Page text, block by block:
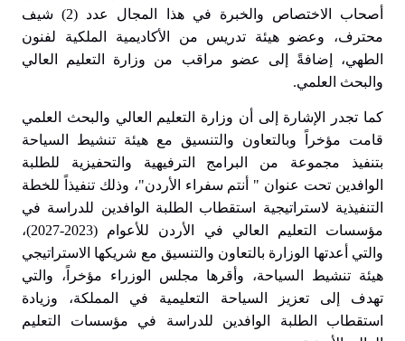
أصحاب الاختصاص والخبرة في هذا المجال عدد (2) شيف
محترف، وعضو هيئة تدريس من الأكاديمية الملكية لفنون
الطهي، إضافةً إلى عضو مراقب من وزارة التعليم العالي
والبحث العلمي.
كما تجدر الإشارة إلى أن وزارة التعليم العالي والبحث العلمي
قامت مؤخراً وبالتعاون والتنسيق مع هيئة تنشيط السياحة
بتنفيذ مجموعة من البرامج الترفيهية والتحفيزية للطلبة
الوافدين تحت عنوان " أنتم سفراء الأردن"، وذلك تنفيذاً للخطة
التنفيذية لاستراتيجية استقطاب الطلبة الوافدين للدراسة في
مؤسسات التعليم العالي في الأردن للأعوام (2023-2027)،
والتي أعدتها الوزارة بالتعاون والتنسيق مع شريكها الاستراتيجي
هيئة تنشيط السياحة، وأقرها مجلس الوزراء مؤخراً، والتي
تهدف إلى تعزيز السياحة التعليمية في المملكة، وزيادة
استقطاب الطلبة الوافدين للدراسة في مؤسسات التعليم